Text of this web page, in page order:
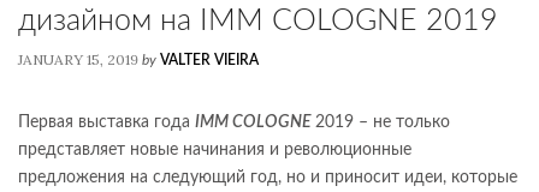
дизайном на IMM COLOGNE 2019
JANUARY 15, 2019 by VALTER VIEIRA
Первая выставка года IMM COLOGNE 2019 – не только
представляет новые начинания и революционные
предложения на следующий год, но и приносит идеи, которые